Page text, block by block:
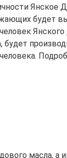
Янское
будет
масла, а